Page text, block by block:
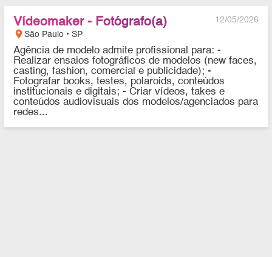
12/05/2026
Vídeomaker - Fotógrafo(a)
location_onSão Paulo • SP
Agência de modelo admite profissional para: -
Realizar ensaios fotográficos de modelos (new faces,
casting, fashion, comercial e publicidade); -
Fotografar books, testes, polaroids, conteúdos
institucionais e digitais; - Criar vídeos, takes e
conteúdos audiovisuais dos modelos/agenciados para
redes...